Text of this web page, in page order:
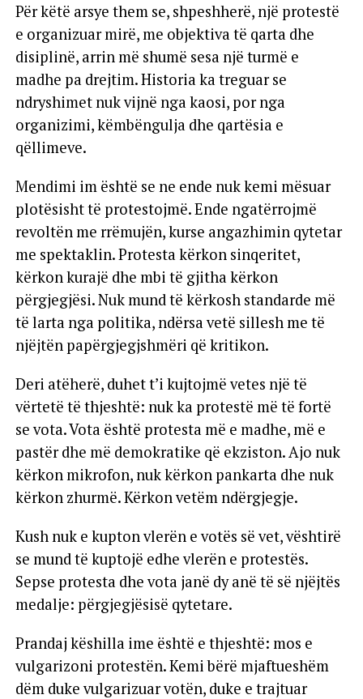
Për këtë arsye them se, shpeshherë, një protestë
e organizuar mirë, me objektiva të qarta dhe
disiplinë, arrin më shumë sesa një turmë e
madhe pa drejtim. Historia ka treguar se
ndryshimet nuk vijnë nga kaosi, por nga
organizimi, këmbëngulja dhe qartësia e
qëllimeve.
Mendimi im është se ne ende nuk kemi mësuar
plotësisht të protestojmë. Ende ngatërrojmë
revoltën me rrëmujën, kurse angazhimin qytetar
me spektaklin. Protesta kërkon sinqeritet,
kërkon kurajë dhe mbi të gjitha kërkon
përgjegjësi. Nuk mund të kërkosh standarde më
të larta nga politika, ndërsa vetë sillesh me të
njëjtën papërgjegjshmëri që kritikon.
Deri atëherë, duhet t’i kujtojmë vetes një të
vërtetë të thjeshtë: nuk ka protestë më të fortë
se vota. Vota është protesta më e madhe, më e
pastër dhe më demokratike që ekziston. Ajo nuk
kërkon mikrofon, nuk kërkon pankarta dhe nuk
kërkon zhurmë. Kërkon vetëm ndërgjegje.
Kush nuk e kupton vlerën e votës së vet, vështirë
se mund të kuptojë edhe vlerën e protestës.
Sepse protesta dhe vota janë dy anë të së njëjtës
medalje: përgjegjësisë qytetare.
Prandaj këshilla ime është e thjeshtë: mos e
vulgarizoni protestën. Kemi bërë mjaftueshëm
dëm duke vulgarizuar votën, duke e trajtuar